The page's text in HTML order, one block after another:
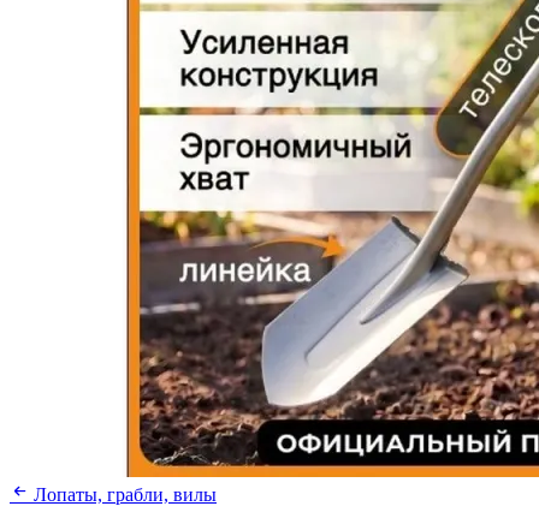
Лопаты, грабли, вилы